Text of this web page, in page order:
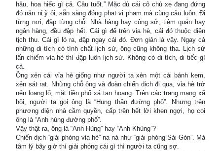
hậu, hoa hiếc gì cả. Câu tuốt.” Mặc dù cái cô chủ xe đang đứng
đó năn nỉ ỹ ôi, sẵn sàng đóng phạt vi phạm mà cũng câu luôn. Đi
từng nơi, đập từng chỗ. Nhà hàng hay công sở, tiệm quán hay
ngân hàng, đều đập hết. Cái gì để trên vỉa hè, cái đó thuộc diện
tịch thu. Cái gì ló ra, đập ngay cái đó. Đơn giản là vậy. Ngay cả
những di tích có tính chất lịch sử, ông cũng không tha. Lịch sử
lấn chiếm vỉa hè thì đập luôn lịch sử. Không có di tích, di tiếc gì
cả.
Ông xẻn cái vỉa hè giống như người ta xẻn một cái bánh kem,
xẻn sát rạt. Những chỗ ông và đoàn chiến dịch đi qua, vỉa hè trở
nên loang lổ, mặt tiền phố xá tan hoang. Trên các trang mạng xã
hội, người ta gọi ông là “Hung thần đường phố”. Nhưng trên
phương diện nhà cầm quyền, cấp trên hết lời khen ngợi, họ coi
ông là “Anh hùng đường phố”.
Vậy thật ra, ông là “Anh Hùng” hay “Anh Khùng”?
Chiến dịch “giải phóng vỉa hè” na ná như “giải phóng Sài Gòn”. Mà
tâm lý bây giờ thì giải phóng cái gì thì người ta cũng sợ.